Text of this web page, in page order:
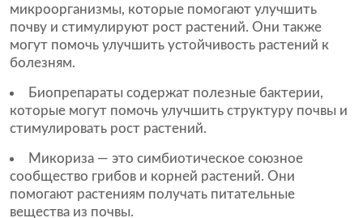
микроорганизмы, которые помогают улучшить
почву и стимулируют рост растений. Они также
могут помочь улучшить устойчивость растений к
болезням.
Биопрепараты содержат полезные бактерии,
которые могут помочь улучшить структуру почвы и
стимулировать рост растений.
Микориза — это симбиотическое союзное
сообщество грибов и корней растений. Они
помогают растениям получать питательные
вещества из почвы.